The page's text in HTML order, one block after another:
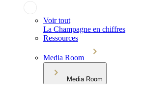
Voir tout
La Champagne en chiffres
Ressources
Media Room
Media Room